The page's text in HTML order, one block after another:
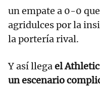
un empate a 0-0
agridulces por la
la portería rival.
Y así llegael
un escenario